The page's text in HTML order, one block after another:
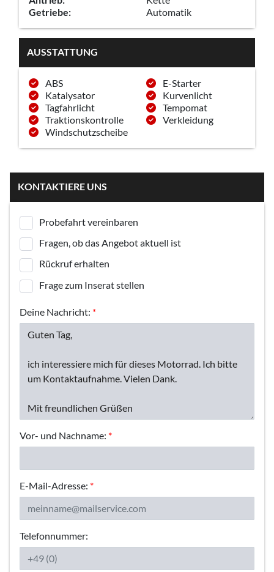
Getriebe:
Automatik
AUSSTATTUNG
ABS
E-Starter
Katalysator
Kurvenlicht
Tagfahrlicht
Tempomat
Traktionskontrolle
Verkleidung
Windschutzscheibe
KONTAKTIERE UNS
Probefahrt vereinbaren
Fragen, ob das Angebot aktuell ist
Rückruf erhalten
Frage zum Inserat stellen
Deine Nachricht: *
Vor- und Nachname: *
E-Mail-Adresse: *
Telefonnummer: